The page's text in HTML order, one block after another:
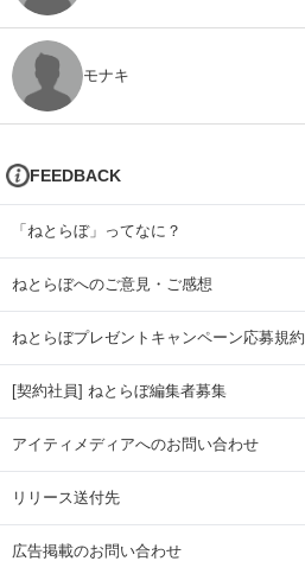
モナキ
FEEDBACK
「ねとらぼ」ってなに？
ねとらぼへのご意見・ご感想
ねとらぼプレゼントキャンペーン応募規約
[契約社員] ねとらぼ編集者募集
アイティメディアへのお問い合わせ
リリース送付先
広告掲載のお問い合わせ